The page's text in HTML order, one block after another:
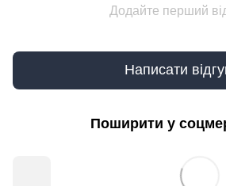
Додайте перший
Написати
Поширити у